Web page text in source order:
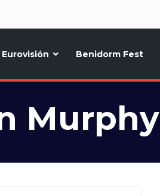
Eurovisión Benidorm Fest
Murphy